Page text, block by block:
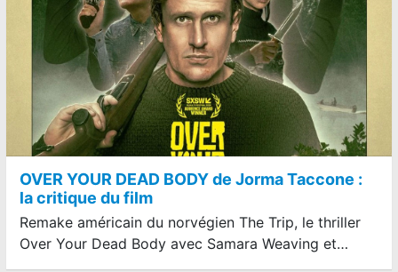
OVER YOUR DEAD BODY de Jorma Taccone :
la critique du film
Remake américain du norvégien The Trip, le thriller
Over Your Dead Body avec Samara Weaving et…